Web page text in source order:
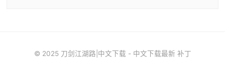
© 2025 刀剑江湖路|中文下载 - 中文下载最新 补丁